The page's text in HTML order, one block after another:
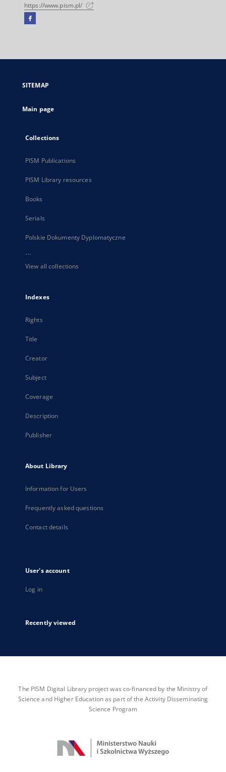
https://www.pism.pl/
Facebook
open
new
SITEMAP
Main page
Collections
PISM Publications
PISM Library resources
Books
Serials
Polskie Dokumenty Dyplomatyczne
...
View all collections
Indexes
Rights
Title
Creator
Subject
Coverage
Description
Publisher
About Library
Information for Users
Frequently asked questions
Contact details
User's account
Log in
Recently viewed
The PISM Digital Library project was co-financed by the Ministry of
Science and Higher Education as part of the Activity Disseminating
Science Program